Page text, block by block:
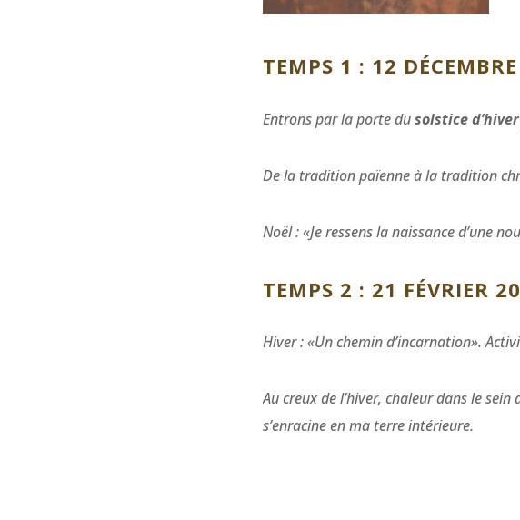
TEMPS 1 : 12
Entrons par la porte dusolstice d’hiver
De la tradition païenne à la tradition
Noël : «Je ressens la naissance d’une
TEMPS 2 : 21 FÉVRIER
Hiver : «Un chemin d’incarnation».
Au creux de l’hiver, chaleur dans le
s’enracine en ma terre intérieure.